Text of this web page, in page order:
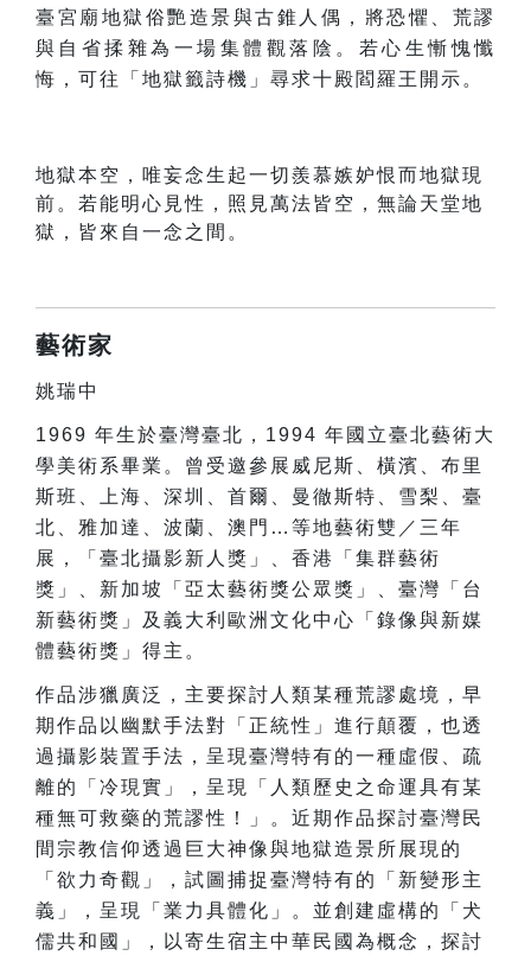
臺宮廟地獄俗艷造景與古錐人偶，將恐懼、荒謬
與自省揉雜為一場集體觀落陰。若心生慚愧懺
悔，可往「地獄籤詩機」尋求十殿閻羅王開示。
地獄本空，唯妄念生起一切羨慕嫉妒恨而地獄現
前。若能明心見性，照見萬法皆空，無論天堂地
獄，皆來自一念之間。
藝術家
姚瑞中
1969 年生於臺灣臺北，1994 年國立臺北藝術大
學美術系畢業。曾受邀參展威尼斯、橫濱、布里
斯班、上海、深圳、首爾、曼徹斯特、雪梨、臺
北、雅加達、波蘭、澳門…等地藝術雙／三年
展，「臺北攝影新人獎」、香港「集群藝術
獎」、新加坡「亞太藝術獎公眾獎」、臺灣「台
新藝術獎」及義大利歐洲文化中心「錄像與新媒
體藝術獎」得主。
作品涉獵廣泛，主要探討人類某種荒謬處境，早
期作品以幽默手法對「正統性」進行顛覆，也透
過攝影裝置手法，呈現臺灣特有的一種虛假、疏
離的「冷現實」，呈現「人類歷史之命運具有某
種無可救藥的荒謬性！」。近期作品探討臺灣民
間宗教信仰透過巨大神像與地獄造景所展現的
「欲力奇觀」，試圖捕捉臺灣特有的「新變形主
義」，呈現「業力具體化」。並創建虛構的「犬
儒共和國」，以寄生宿主中華民國為概念，探討